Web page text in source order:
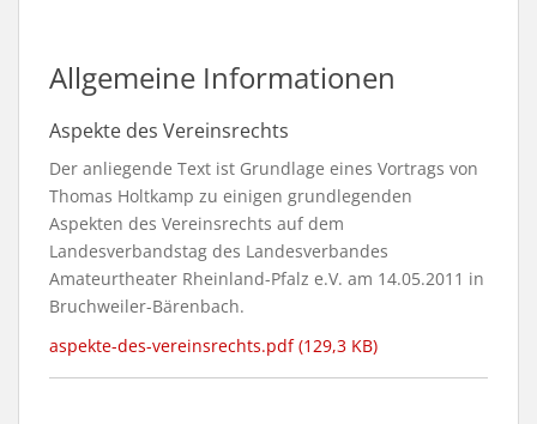
Allgemeine Informationen
Aspekte des Vereinsrechts
Der anliegende Text ist Grundlage eines Vortrags von
Thomas Holtkamp zu einigen grundlegenden
Aspekten des Vereinsrechts auf dem
Landesverbandstag des Landesverbandes
Amateurtheater Rheinland-Pfalz e.V. am 14.05.2011 in
Bruchweiler-Bärenbach.
aspekte-des-vereinsrechts.pdf (129,3 KB)